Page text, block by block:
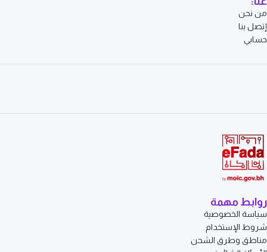
من نحن
إتصل بنا
حسابي
روابط مهمة
سياسة الخصوصية
شروط الإستخدام
مناطق وطرق الشحن